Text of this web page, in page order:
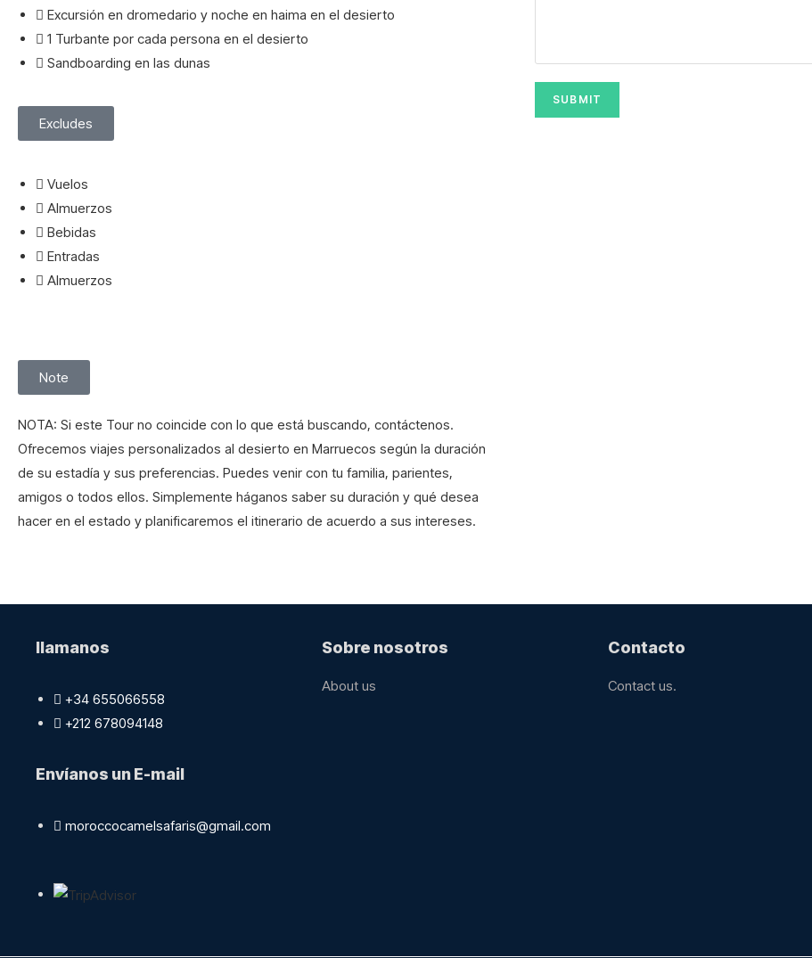
Excursión en dromedario y noche en haima en el desierto
1 Turbante por cada persona en el desierto
Sandboarding en las dunas
Excludes
Vuelos
Almuerzos
Bebidas
Entradas
Almuerzos
Note
NOTA: Si este Tour no coincide con lo que está buscando, contáctenos.
Ofrecemos viajes personalizados al desierto en Marruecos según la duración
de su estadía y sus preferencias. Puedes venir con tu familia, parientes,
amigos o todos ellos. Simplemente háganos saber su duración y qué desea
hacer en el estado y planificaremos el itinerario de acuerdo a sus intereses.
llamanos
+34 655066558
+212 678094148
Envíanos un E-mail
moroccocamelsafaris@gmail.com
Sobre nosotros
About us​
Contacto
Contact us.